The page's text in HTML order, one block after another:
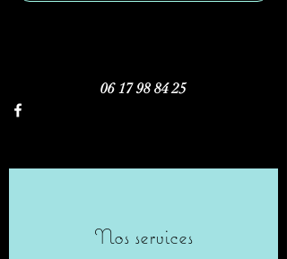
06 17 98 84 25
Nos services